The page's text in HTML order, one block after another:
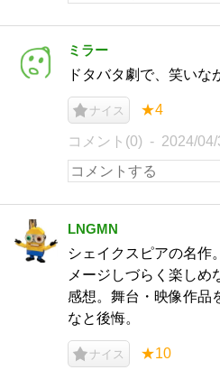
ミラー
ドタバタ劇で、笑いな
ナイス ★4
コメント(0) 2024/04/
LNGMN
シェイクスピアの名作
メージしづらく楽しめ
感想。舞台・映像作品
なと後悔。
ナイス ★10